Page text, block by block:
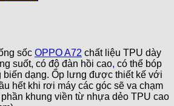
sốc OPPO A72 chất liệu TPU dày
suốt, có độ đàn hồi cao, có thể bóp
biến dạng. Ốp lưng được thiết kế với
hết khi rơi máy các góc sẽ va chạm
khung viền từ nhựa dẻo TPU cao